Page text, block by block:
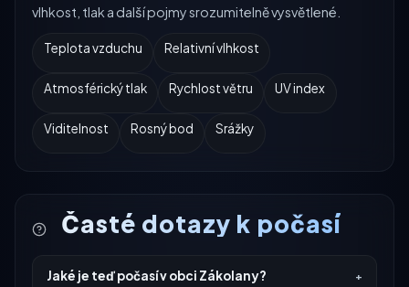
vlhkost, tlak a další pojmy srozumitelně vysvětlené.
Teplota vzduchu Relativní vlhkost
Atmosférický tlak Rychlost větru UV index
Viditelnost Rosný bod Srážky
Časté dotazy k počasí
Jaké je teď počasí v obci Zákolany?